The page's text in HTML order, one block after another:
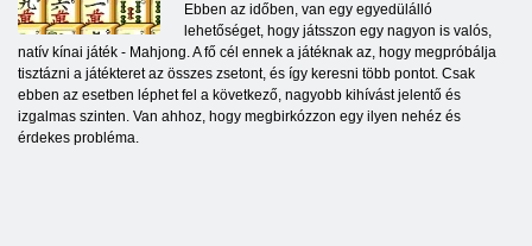
Ebben az időben, van egy egyedülálló
lehetőséget, hogy játsszon egy nagyon is valós,
natív kínai játék - Mahjong. A fő cél ennek a játéknak az, hogy megpróbálja
tisztázni a játékteret az összes zsetont, és így keresni több pontot. Csak
ebben az esetben léphet fel a következő, nagyobb kihívást jelentő és
izgalmas szinten. Van ahhoz, hogy megbirkózzon egy ilyen nehéz és
érdekes probléma.